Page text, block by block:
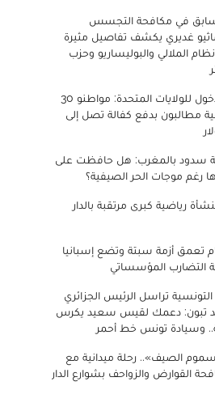
في مكافحة التجسس
غديري يكشف تفاصيل مثيرة
الملالي والبوليساريو وحزب
تأشيرة الدخول للولايات المتحدة: مواطنو 30
مطالبون بدفع كفالة تصل إلى
سدود بالمغرب: هل حافظت على
رغم موجات الحر الصيفية؟
رياضية كبرى مرتقبة بالدار
تعمق أزمة سبتة وتضع إسبانيا
التضارب المؤسساتي
تراسل الرئيس الجزائري
تبون: دعمك لقيس سعيد يكرس
وسيادة تونس خط أحمر
الصيف».. رحلة ميدانية مع
القوارض والزواحف بشوارع الدار